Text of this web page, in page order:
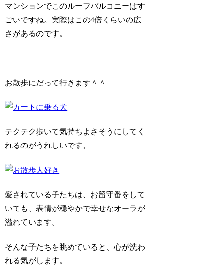
マンションでこのルーフバルコニーはす
ごいですね。実際はこの4倍くらいの広
さがあるのです。
お散歩にだって行きます＾＾
テクテク歩いて気持ちよさそうにしてく
れるのがうれしいです。
愛されている子たちは、お留守番をして
いても、表情が穏やかで幸せなオーラが
溢れています。
そんな子たちを眺めていると、心が洗わ
れる気がします。